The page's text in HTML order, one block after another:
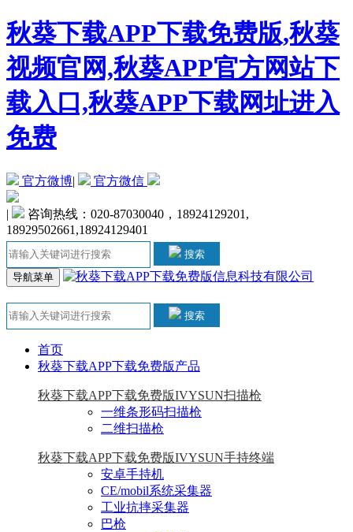
秋葵下载APP下载免费版,秋葵
视频官网,秋葵APP官方网站下
载入口,秋葵APP下载网址进入
免费
官方微博| 官方微信
|
咨询热线：020-87030040，18924129201,
18929502661,18924129401
搜索
导航菜单
搜索
首页
秋葵下载APP下载免费版产品
秋葵下载APP下载免费版IVYSUN扫描枪
一维条形码扫描枪
二维扫描枪
秋葵下载APP下载免费版IVYSUN手持终端
安卓手持机
CE/mobil系统采集器
工业抗摔采集器
巴枪